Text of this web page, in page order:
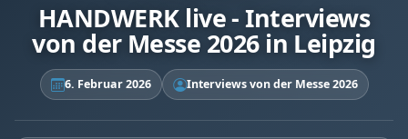
HANDWERK live - Interviews
von der Messe 2026 in Leipzig
6. Februar 2026 Interviews von der Messe 2026